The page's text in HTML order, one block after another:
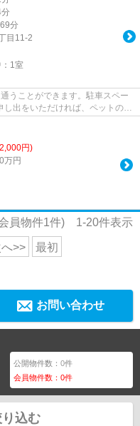
分
分
目11-2
1室
うことができます。駐車スペー
出をいただければ、ペットの飼
円)
万円
員物件1件) 1-20件表示
>> 最初
お問い合わせ
公開物件数：0件
会員物件数：0件
込む